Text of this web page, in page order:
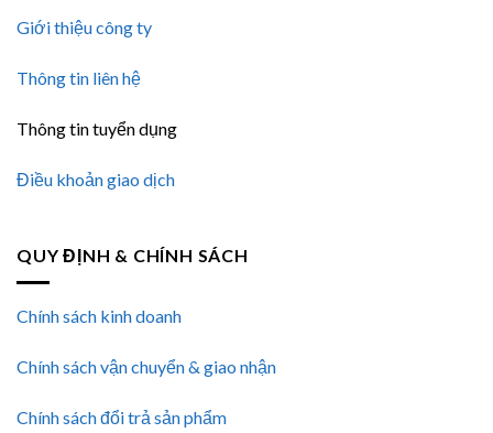
Giới thiệu công ty
Thông tin liên hệ
Thông tin tuyển dụng
Điều khoản giao dịch
QUY ĐỊNH & CHÍNH SÁCH
Chính sách kinh doanh
Chính sách vận chuyển & giao nhận
Chính sách đổi trả sản phẩm